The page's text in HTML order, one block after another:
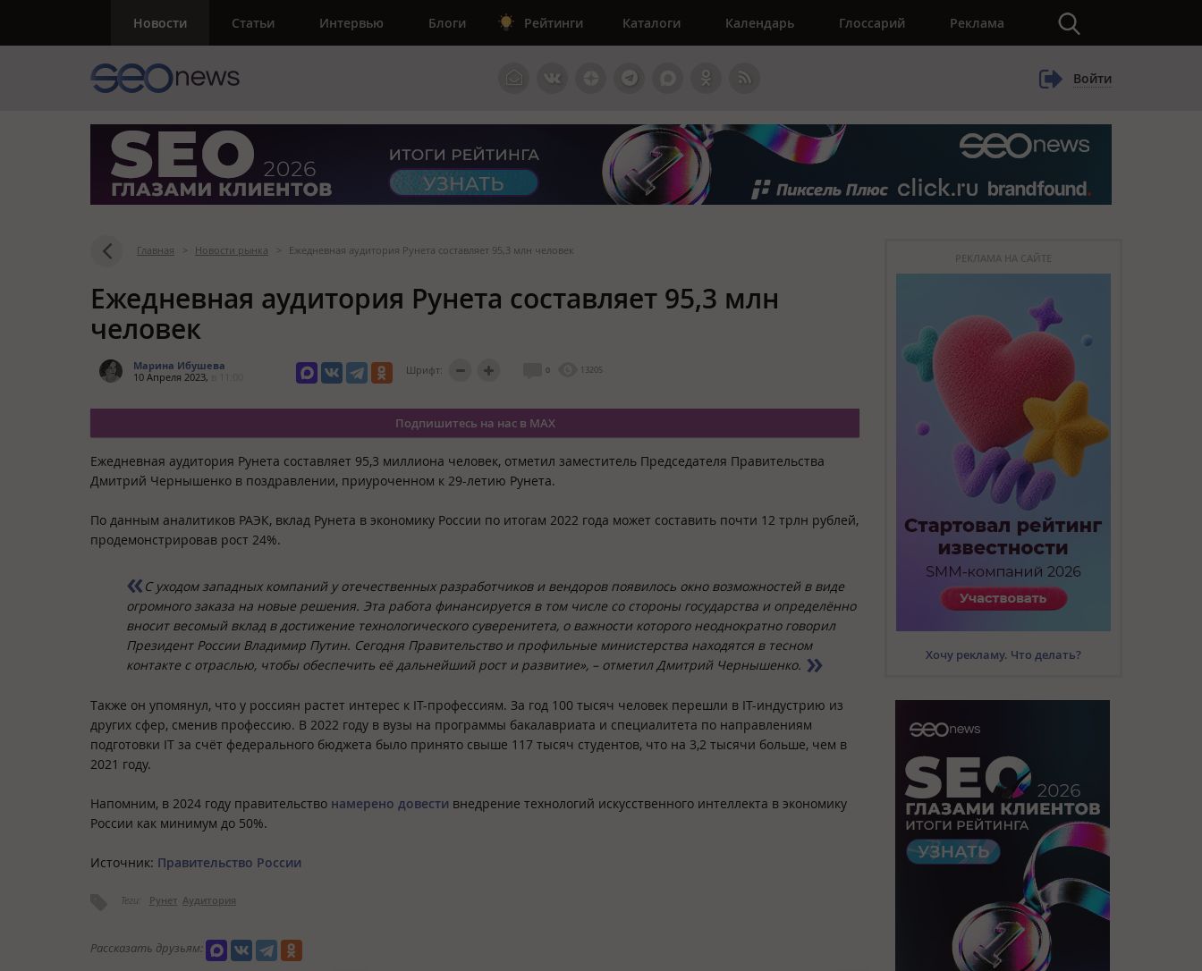
Новости Статьи Интервью Блоги Рейтинги Каталоги Календарь Глоссарий Реклама
Войти
Главная > Новости рынка > Ежедневная аудитория Рунета составляет 95,3 млн человек
Ежедневная аудитория Рунета составляет 95,3 млн
человек
Марина Ибушева
10 Апреля 2023,
Шрифт: 0 13205
Подпишитесь на нас в MAX
Ежедневная аудитория Рунета составляет 95,3 миллиона человек, отметил заместитель Председателя Правительства
Дмитрий Чернышенко в поздравлении, приуроченном к 29-летию Рунета.
По данным аналитиков РАЭК, вклад Рунета в экономику России по итогам 2022 года может составить почти 12 трлн рублей,
продемонстрировав рост 24%.
С уходом западных компаний у отечественных разработчиков и вендоров появилось окно возможностей в виде
огромного заказа на новые решения. Эта работа финансируется в том числе со стороны государства и определённо
вносит весомый вклад в достижение технологического суверенитета, о важности которого неоднократно говорил
Президент России Владимир Путин. Сегодня Правительство и профильные министерства находятся в тесном
контакте с отраслью, чтобы обеспечить её дальнейший рост и развитие», – отметил Дмитрий Чернышенко.
Также он упомянул, что у россиян растет интерес к IT-профессиям. За год 100 тысяч человек перешли в IT-индустрию из
других сфер, сменив профессию. В 2022 году в вузы на программы бакалавриата и специалитета по направлениям
подготовки IT за счёт федерального бюджета было принято свыше 117 тысяч студентов, что на 3,2 тысячи больше, чем в
2021 году.
Напомним, в 2024 году правительство намерено довести внедрение технологий искусственного интеллекта в экономику
России как минимум до 50%.
Источник: Правительство России
Теги: Рунет Аудитория
Рассказать друзьям:
РЕКЛАМА НА САЙТЕ
Хочу рекламу. Что делать?